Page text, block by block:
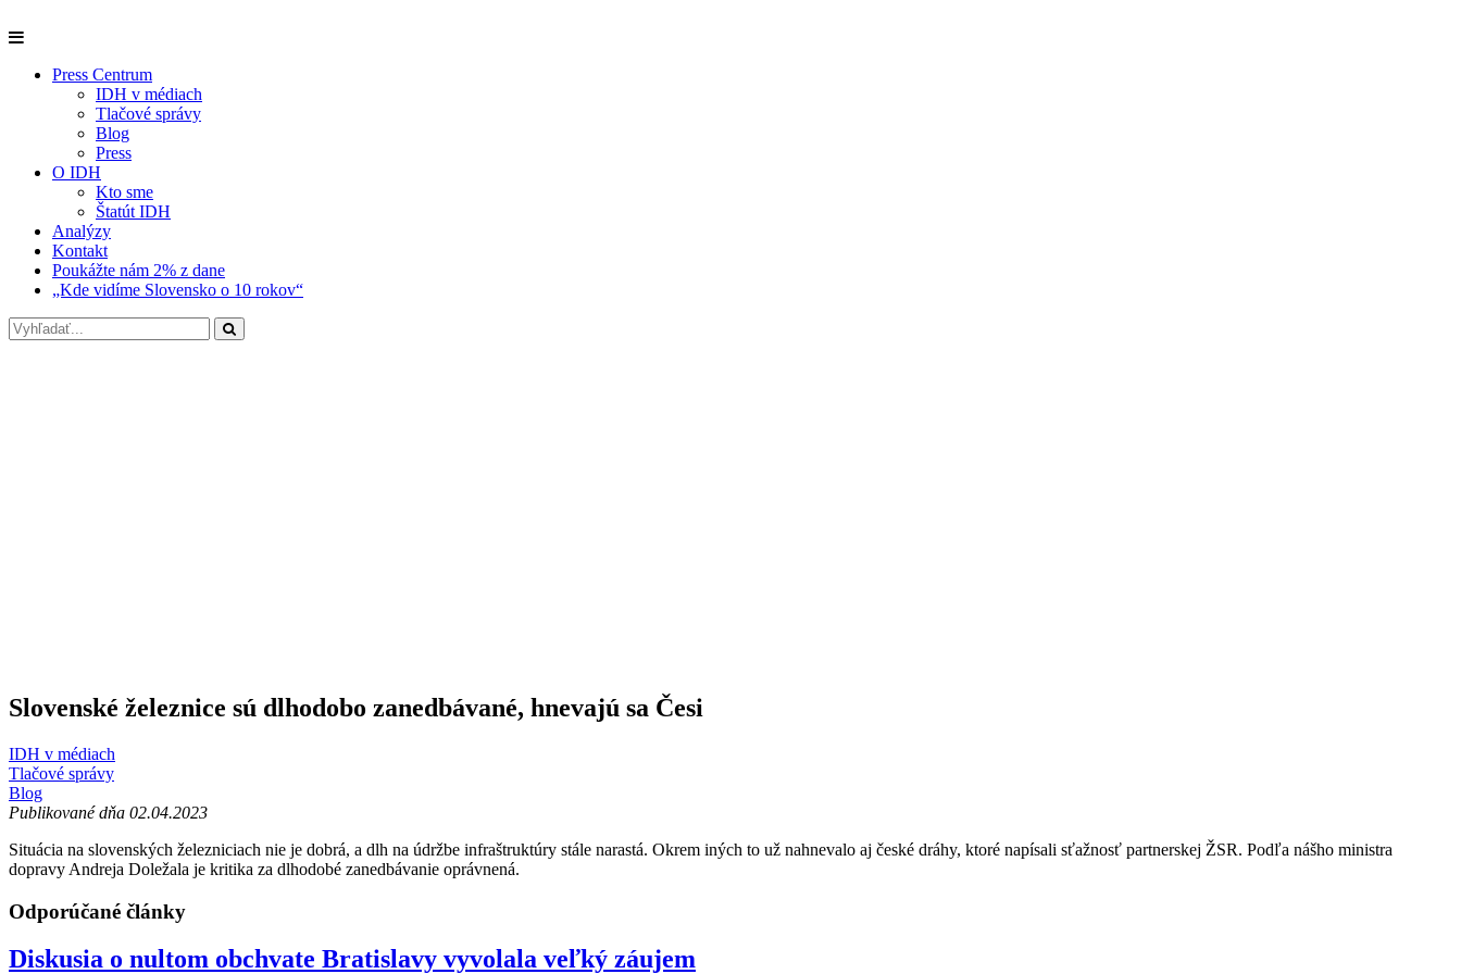
Press Centrum
IDH v médiach
Tlačové správy
Blog
Press
O IDH
Kto sme
Štatút IDH
Analýzy
Kontakt
Poukážte nám 2% z dane
„Kde vidíme Slovensko o 10 rokov“
Slovenské železnice sú dlhodobo zanedbávané, hnevajú sa Česi
IDH v médiach
Tlačové správy
Blog
Publikované dňa 02.04.2023
Situácia na slovenských železniciach nie je dobrá, a dlh na údržbe infraštruktúry stále narastá. Okrem iných to už nahnevalo aj české dráhy, ktoré napísali sťažnosť partnerskej ŽSR. Podľa nášho ministra
dopravy Andreja Doležala je kritika za dlhodobé zanedbávanie oprávnená.
Odporúčané články
Diskusia o nultom obchvate Bratislavy vyvolala veľký záujem